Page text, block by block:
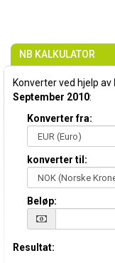
NB KALKULATOR
Konverter ved hjelp av
September 2010:
Konverter fra:
konverter til:
Beløp:
Resultat: